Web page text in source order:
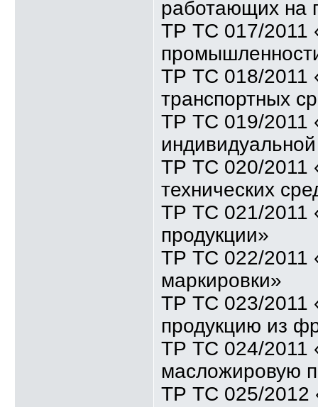
работающих на
ТР ТС 017/2011
ТР ТС 018/2011
транспортных
ТР ТС 019/2011
ТР ТС 020/2011
технических
ТР ТС 021/2011
продукции»
ТР ТС 022/2011
маркировки»
ТР ТС 023/2011
продукцию из
ТР ТС 024/2011
масложировую
ТР ТС 025/2012